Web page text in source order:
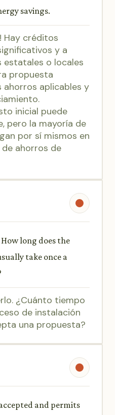
savings.
Hay créditos
y a
estatales o locales
propuesta
aplicables y
inicial puede
pero la mayoría de
por sí mismos en
ahorros de
long does the
take once a
¿Cuánto tiempo
de instalación
una propuesta?
and permits